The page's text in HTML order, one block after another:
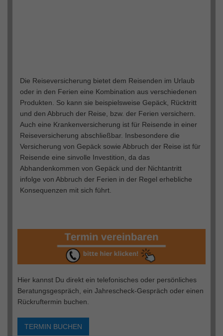
Die Reiseversicherung bietet dem Reisenden im Urlaub
oder in den Ferien eine Kombination aus verschiedenen
Produkten. So kann sie beispielsweise Gepäck, Rücktritt
und den Abbruch der Reise, bzw. der Ferien versichern.
Auch eine Krankenversicherung ist für Reisende in einer
Reiseversicherung abschließbar. Insbesondere die
Versicherung von Gepäck sowie Abbruch der Reise ist für
Reisende eine sinvolle Investition, da das
Abhandenkommen von Gepäck und der Nichtantritt
infolge von Abbruch der Ferien in der Regel erhebliche
Konsequenzen mit sich führt.
Hier kannst Du direkt ein telefonisches oder persönliches
Beratungsgespräch, ein Jahrescheck-Gespräch oder einen
Rückruftermin buchen.
TERMIN BUCHEN